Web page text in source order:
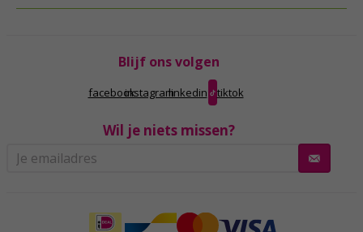
Blijf ons volgen
facebookinstagramlinkedin tiktok
Wil je niets missen?